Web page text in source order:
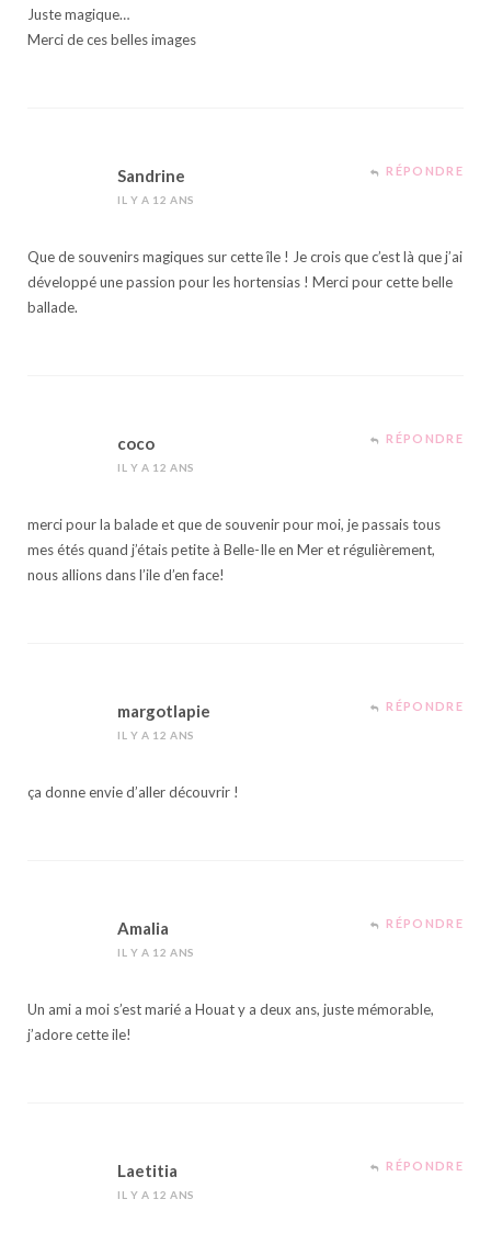
Juste magique…
Merci de ces belles images
Sandrine
IL Y A 12 ANS
RÉPONDRE
Que de souvenirs magiques sur cette île ! Je crois que c’est là que j’ai
développé une passion pour les hortensias ! Merci pour cette belle
ballade.
coco
IL Y A 12 ANS
RÉPONDRE
merci pour la balade et que de souvenir pour moi, je passais tous
mes étés quand j’étais petite à Belle-Ile en Mer et régulièrement,
nous allions dans l’ile d’en face!
margotlapie
IL Y A 12 ANS
RÉPONDRE
ça donne envie d’aller découvrir !
Amalia
IL Y A 12 ANS
RÉPONDRE
Un ami a moi s’est marié a Houat y a deux ans, juste mémorable,
j’adore cette ile!
Laetitia
IL Y A 12 ANS
RÉPONDRE